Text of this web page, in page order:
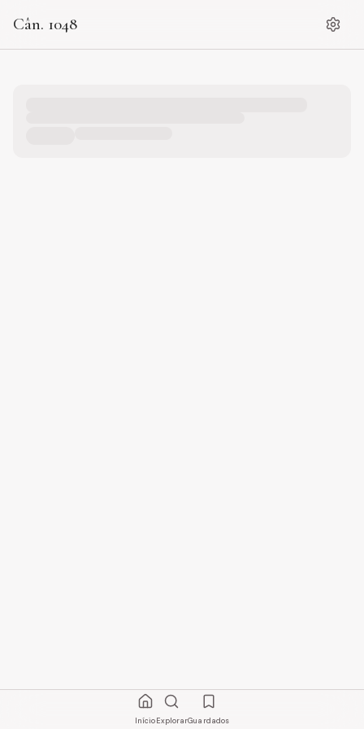
Cân. 1048
InícioExplorarGuardados